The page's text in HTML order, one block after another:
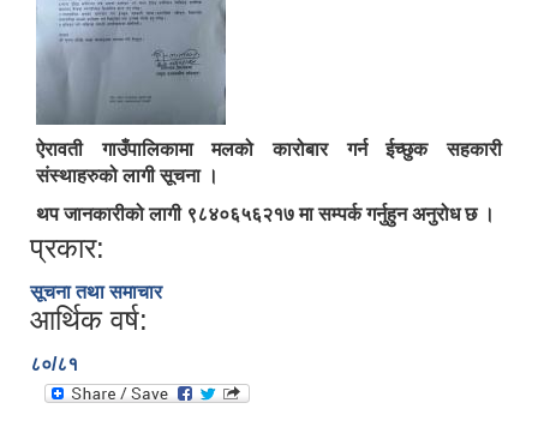
ऐरावती गाउँपालिकामा मलको कारोबार गर्न ईच्छुक सहकारी
संस्थाहरुको लागी सूचना ।
थप जानकारीको लागी ९८४०६५६२१७ मा सम्पर्क गर्नुहुन अनुरोध छ ।
प्रकार:
सूचना तथा समाचार
आर्थिक वर्ष:
८०/८१